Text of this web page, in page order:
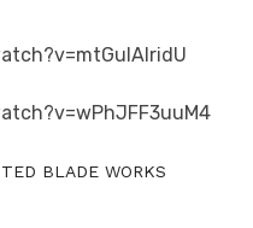
BLADE WORKS